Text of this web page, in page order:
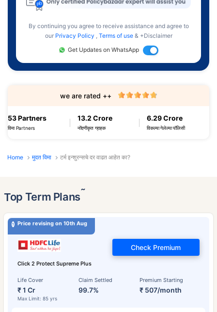
By continuing you agree to receive assistance and agree to
our Privacy Policy , Terms of use & +Disclaimer
Get Updates on WhatsApp
53 Partners
विमा Partners
13.2 Crore
नोंदणीकृत ग्राहक
6.29 Crore
विकल्या गेलेल्या पॉलिसी
we are rated ++
Home मुदत विमा टर्म इन्शुरन्सचे दर वाढत आहेत का?
Top Term Plans˜
Price revising on 10th Aug
Click 2 Protect Supreme Plus
Life Cover
₹ 1 Cr
Max Limit: 85 yrs
Claim Settled
99.7%
Premium Starting
₹ 507/month
Check Premium